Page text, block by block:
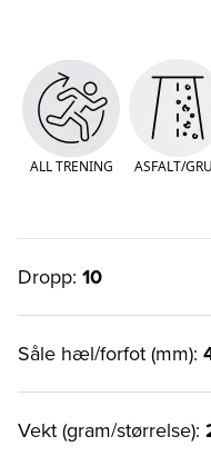
ALL TRENING ASFALT/
Dropp: 10
Såle hæl/forfot (mm):
Vekt (gram/størrelse):